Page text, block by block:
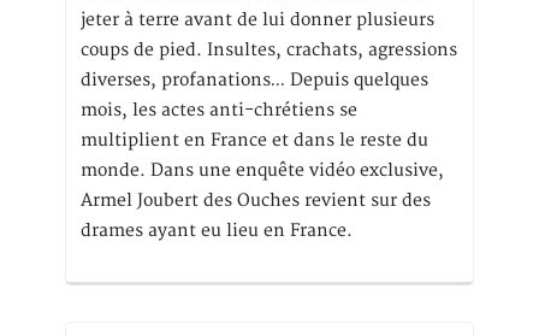
jeter à terre avant de lui donner plusieurs
coups de pied. Insultes, crachats, agressions
diverses, profanations… Depuis quelques
mois, les actes anti-chrétiens se
multiplient en France et dans le reste du
monde. Dans une enquête vidéo exclusive,
Armel Joubert des Ouches revient sur des
drames ayant eu lieu en France.